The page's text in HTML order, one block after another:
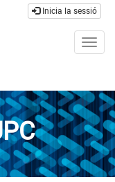
Inicia la sessió